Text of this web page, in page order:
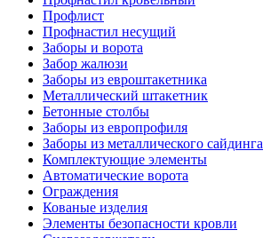
Профлист
Профнастил несущий
Заборы и ворота
Забор жалюзи
Заборы из евроштакетника
Металлический штакетник
Бетонные столбы
Заборы из европрофиля
Заборы из металлического сайдинга
Комплектующие элементы
Автоматические ворота
Ограждения
Кованые изделия
Элементы безопасности кровли